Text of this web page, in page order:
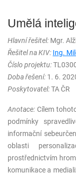
Umělá
Hlavní řešitel: Mgr.
Řešitel na KIV: Ing.
Číslo projektu:
Doba řešení: 1. 6.
Poskytovatel:TA ČR
Anotace: Cílem
podmínky
informační
oblasti
prostřednictvím
komunikace a